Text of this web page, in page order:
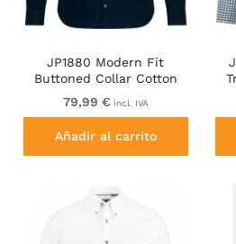
JP1880 Modern Fit
Buttoned Collar Cotton
Shirt Navy Blue
79,99 € incl. IVA
Añadir al carrito